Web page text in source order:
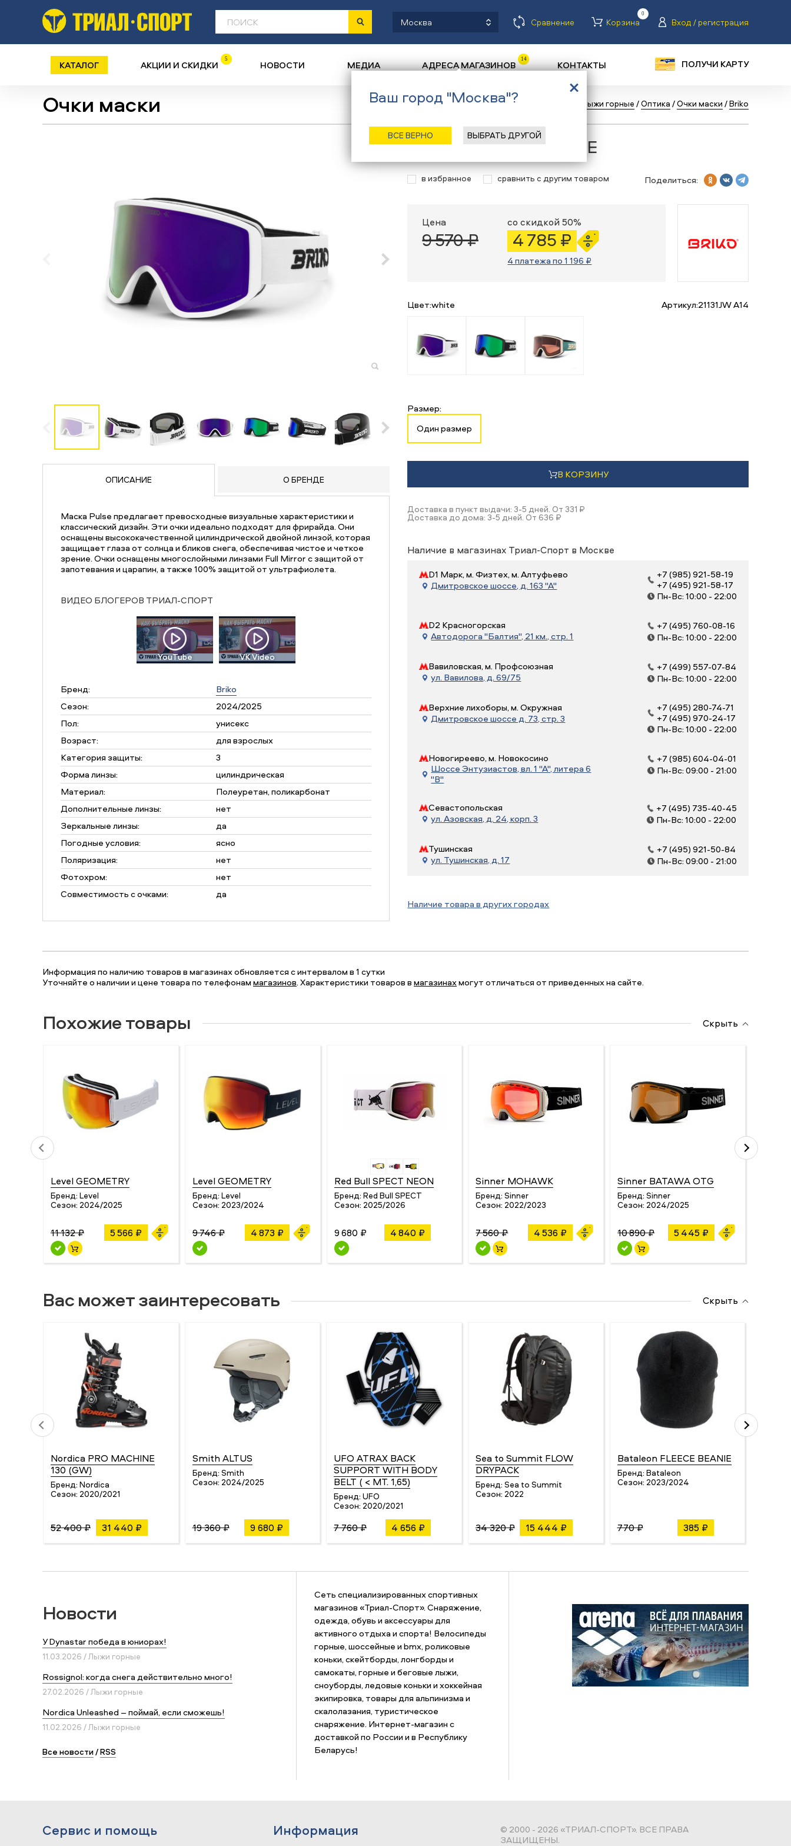
Москва Сравнение Корзина
0
Вход / регистрация
КАТАЛОГ АКЦИИ И СКИДКИ 5 НОВОСТИ МЕДИА АДРЕСА МАГАЗИНОВ 14 КОНТАКТЫ ПОЛУЧИ КАРТУ
Очки маски Назад/ Главная Лыжи горные /Оптика /Очки маски /Briko
ОПИСАНИЕ О БРЕНДЕ
Маска Pulse предлагает превосходные визуальные характеристики и
классический дизайн. Эти очки идеально подходят для фрирайда. Они
оснащены высококачественной цилиндрической двойной линзой, которая
защищает глаза от солнца и бликов снега, обеспечивая чистое и четкое
зрение. Очки оснащены многослойными линзами Full Mirror с защитой от
запотевания и царапин, а также 100% защитой от ультрафиолета.
ВИДЕО БЛОГЕРОВ ТРИАЛ-СПОРТ
YouTube VK Video
Бренд:
Briko
Сезон:
2024/2025
Пол:
унисекс
Возраст:
для взрослых
Категория защиты:
3
Форма линзы:
цилиндрическая
Материал:
Полеуретан, поликарбонат
Дополнительные линзы:
нет
Зеркальные линзы:
да
Погодные условия:
ясно
Поляризация:
нет
Фотохром:
нет
Совместимость с очками:
да
Очки маска Briko PULSE
в избранное сравнить с другим товаром Поделиться:
Цена
9 570 ₽
со скидкой 50%
4 785 ₽
4 платежа по 1 196 ₽
Цвет:white Артикул:21131JW A14
Размер:
Один размер
В КОРЗИНУ
Доставка в пункт выдачи: 3-5 дней. От 331 ₽
Доставка до дома: 3-5 дней. От 636 ₽
Наличие в магазинах Триал-Спорт в Москве
D1 Марк, м. Физтех, м. Алтуфьево
Дмитровское шоссе, д. 163 "А"
+7 (985) 921-58-19
+7 (495) 921-58-17
Пн-Вс: 10:00 - 22:00
D2 Красногорская
Автодорога "Балтия", 21 км., стр. 1
+7 (495) 760-08-16
Пн-Вс: 10:00 - 22:00
Вавиловская, м. Профсоюзная
ул. Вавилова, д. 69/75
+7 (499) 557-07-84
Пн-Вс: 10:00 - 22:00
Верхние лихоборы, м. Окружная
Дмитровское шоссе д. 73, стр. 3
+7 (495) 280-74-71
+7 (495) 970-24-17
Пн-Вс: 10:00 - 22:00
Новогиреево, м. Новокосино
Шоссе Энтузиастов, вл. 1 "А", литера 6
"В"
+7 (985) 604-04-01
Пн-Вс: 09:00 - 21:00
Севастопольская
ул. Азовская, д. 24, корп. 3
+7 (495) 735-40-45
Пн-Вс: 10:00 - 22:00
Тушинская
ул. Тушинская, д. 17
+7 (495) 921-50-84
Пн-Вс: 09:00 - 21:00
Наличие товара в других городах
Информация по наличию товаров в магазинах обновляется с интервалом в 1 сутки
Уточняйте о наличии и цене товара по телефонаммагазинов. Характеристики товаров вмагазинахмогут отличаться от приведенных на сайте.
Похожие товары Скрыть
Level GEOMETRY
Бренд: Level
Сезон: 2024/2025
11 132 ₽ 5 566 ₽
Level GEOMETRY
Бренд: Level
Сезон: 2023/2024
9 746 ₽ 4 873 ₽
Red Bull SPECT NEON
Бренд: Red Bull SPECT
Сезон: 2025/2026
9 680 ₽ 4 840 ₽
Sinner MOHAWK
Бренд: Sinner
Сезон: 2022/2023
7 560 ₽ 4 536 ₽
Sinner BATAWA OTG
Бренд: Sinner
Сезон: 2024/2025
10 890 ₽ 5 445 ₽
Вас может заинтересовать Скрыть
Nordica PRO MACHINE
130 (GW)
Бренд: Nordica
Сезон: 2020/2021
52 400 ₽ 31 440 ₽
Smith ALTUS
Бренд: Smith
Сезон: 2024/2025
19 360 ₽ 9 680 ₽
UFO ATRAX BACK
SUPPORT WITH BODY
BELT ( < MT. 1,65)
Бренд: UFO
Сезон: 2020/2021
7 760 ₽ 4 656 ₽
Sea to Summit FLOW
DRYPACK
Бренд: Sea to Summit
Сезон: 2022
34 320 ₽ 15 444 ₽
Bataleon FLEECE BEANIE
Бренд: Bataleon
Сезон: 2023/2024
770 ₽ 385 ₽
Новости
У Dynastar победа в юниорах!
11.03.2026 / Лыжи горные
Rossignol: когда снега действительно много!
27.02.2026 / Лыжи горные
Nordica Unleashed – поймай, если сможешь!
11.02.2026 / Лыжи горные
Все новости/RSS
Сеть специализированных спортивных
магазинов «Триал-Спорт». Снаряжение,
одежда, обувь и аксессуары для
активного отдыха и спорта! Велосипеды
горные, шоссейные и bmx, роликовые
коньки, скейтборды, лонгборды и
самокаты, горные и беговые лыжи,
сноуборды, ледовые коньки и хоккейная
экипировка, товары для альпинизма и
скалолазания, туристическое
снаряжение. Интернет-магазин с
доставкой по России и в Республику
Беларусь!
Сервис и помощь Информация
© 2000 - 2026 «ТРИАЛ-СПОРТ». ВСЕ ПРАВА
ЗАЩИЩЕНЫ.
Ваш город "Москва"?
ВСЕ ВЕРНО ВЫБРАТЬ ДРУГОЙ